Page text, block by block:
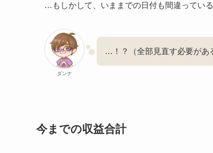
…もしかして、いままでの日付も間違っている
ダンナ
…！？（全部見直す必要があ
今までの収益合計